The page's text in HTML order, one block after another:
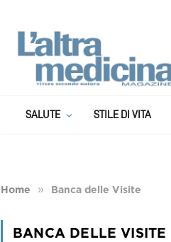
SALUTE STILE DI VITA
Home » Banca delle Visite
BANCA DELLE VISITE